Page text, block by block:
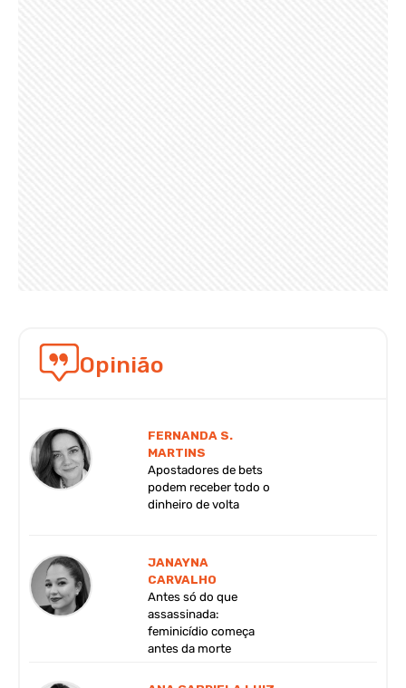
Opinião
FERNANDA S.
MARTINS
Apostadores de bets
podem receber todo o
dinheiro de volta
JANAYNA
CARVALHO
Antes só do que
assassinada:
feminicídio começa
antes da morte